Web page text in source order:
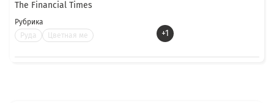
The Financial Times
Рубрика
Руда
Цветная ме +1